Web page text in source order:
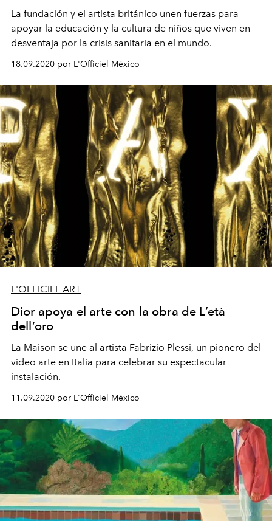
La fundación y el artista británico unen fuerzas para
apoyar la educación y la cultura de niños que viven en
desventaja por la crisis sanitaria en el mundo.
18.09.2020 por L'Officiel México
L'OFFICIEL ART
Dior apoya el arte con la obra de L’età
dell’oro
La Maison se une al artista Fabrizio Plessi, un pionero del
video arte en Italia para celebrar su espectacular
instalación.
11.09.2020 por L'Officiel México